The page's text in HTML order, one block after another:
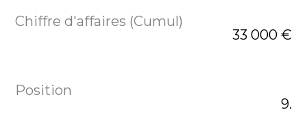
33 000 €
9.